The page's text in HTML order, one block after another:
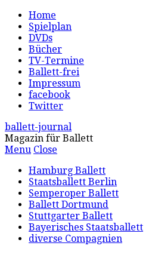
Home
Spielplan
DVDs
Bücher
TV-Termine
Ballett-frei
Impressum
facebook
Twitter
ballett-journal
Magazin für Ballett
Menu Close
Hamburg Ballett
Staatsballett Berlin
Semperoper Ballett
Ballett Dortmund
Stuttgarter Ballett
Bayerisches Staatsballett
diverse Compagnien